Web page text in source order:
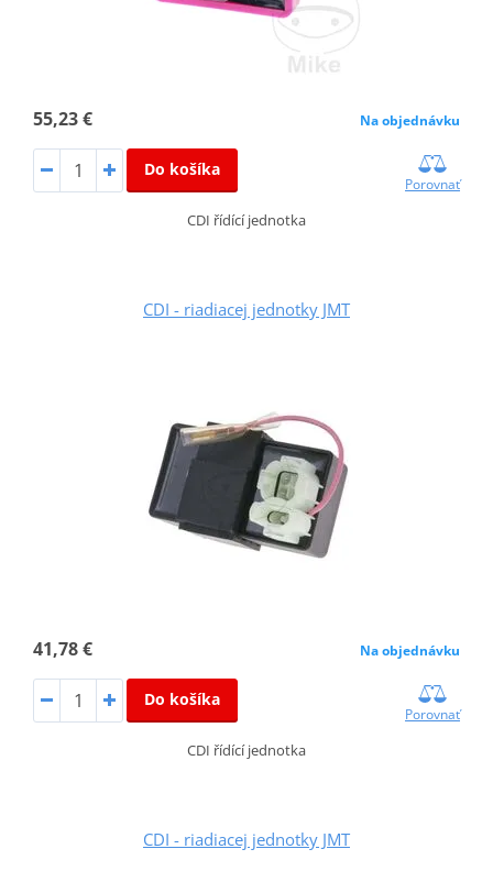
55,23 € Na objednávku
Do košíka
Porovnať
CDI řídící jednotka
CDI - riadiacej jednotky JMT
41,78 € Na objednávku
Do košíka
Porovnať
CDI řídící jednotka
CDI - riadiacej jednotky JMT